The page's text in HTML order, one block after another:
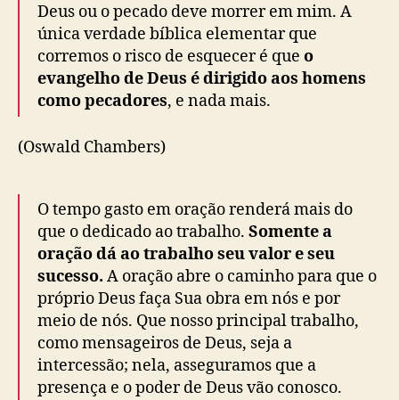
Deus ou o pecado deve morrer em mim. A
única verdade bíblica elementar que
corremos o risco de esquecer é que o
evangelho de Deus é dirigido aos homens
como pecadores, e nada mais.
(Oswald Chambers)
O tempo gasto em oração renderá mais do
que o dedicado ao trabalho. Somente a
oração dá ao trabalho seu valor e seu
sucesso. A oração abre o caminho para que o
próprio Deus faça Sua obra em nós e por
meio de nós. Que nosso principal trabalho,
como mensageiros de Deus, seja a
intercessão; nela, asseguramos que a
presença e o poder de Deus vão conosco.